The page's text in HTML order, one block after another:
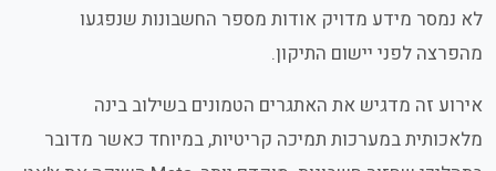
לא נמסר מידע מדויק אודות מספר החשבונות שנפגעו
מהפרצה לפני יישום התיקון.
אירוע זה מדגיש את האתגרים הטמונים בשילוב בינה
מלאכותית במערכות תמיכה קריטיות, במיוחד כאשר מדובר